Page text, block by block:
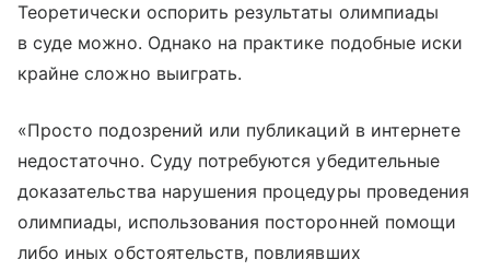
Теоретически оспорить результаты олимпиады
в суде можно. Однако на практике подобные иски
крайне сложно выиграть.
«Просто подозрений или публикаций в интернете
недостаточно. Суду потребуются убедительные
доказательства нарушения процедуры проведения
олимпиады, использования посторонней помощи
либо иных обстоятельств, повлиявших